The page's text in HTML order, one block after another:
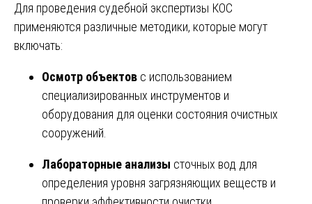
Для проведения судебной экспертизы КОС
применяются различные методики, которые могут
включать:
Осмотр объектов с использованием
специализированных инструментов и
оборудования для оценки состояния очистных
сооружений.
Лабораторные анализы сточных вод для
определения уровня загрязняющих веществ и